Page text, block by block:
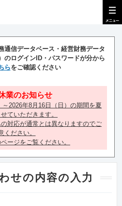
通信データベース・経営財務データ
のログインID・パスワードが分から
らをご確認ください
業のお知らせ
2026年8月16日（日）の期間を夏
ていただきます。
対応が通常とは異なりますのでご
ください。
ージをご覧ください。
せの内容の入力